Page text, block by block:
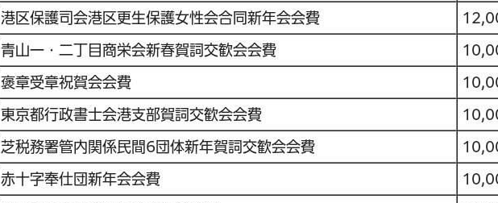
港区保護司会港区更生保護女性会合同新年会会費
青山一・二丁目商栄会新春賀詞交歓会会費
褒章受章祝賀会会費
東京都行政書士会港支部賀詞交歓会会費
芝税務署管内関係民間6団体新年賀詞交歓会会費
赤十字奉仕団新年会会費